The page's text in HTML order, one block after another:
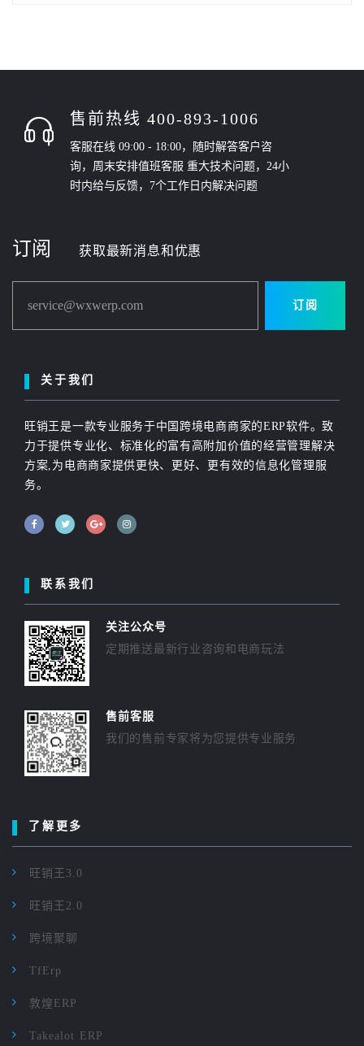
售前热线 400-893-1006
客服在线 09:00 - 18:00，随时解答客户咨
询，周末安排值班客服 重大技术问题，24小
时内给与反馈，7个工作日内解决问题
订阅 获取最新消息和优惠
service@wxwerp.com 订阅
关于我们
旺销王是一款专业服务于中国跨境电商商家的ERP软件。致
力于提供专业化、标准化的富有高附加价值的经营管理解决
方案,为电商商家提供更快、更好、更有效的信息化管理服
务。
联系我们
关注公众号
定期推送最新行业咨询和电商玩法
售前客服
我们的售前专家将为您提供专业服务
了解更多
旺销王3.0
旺销王2.0
跨境聚聊
TfErp
敦煌ERP
Takealot ERP